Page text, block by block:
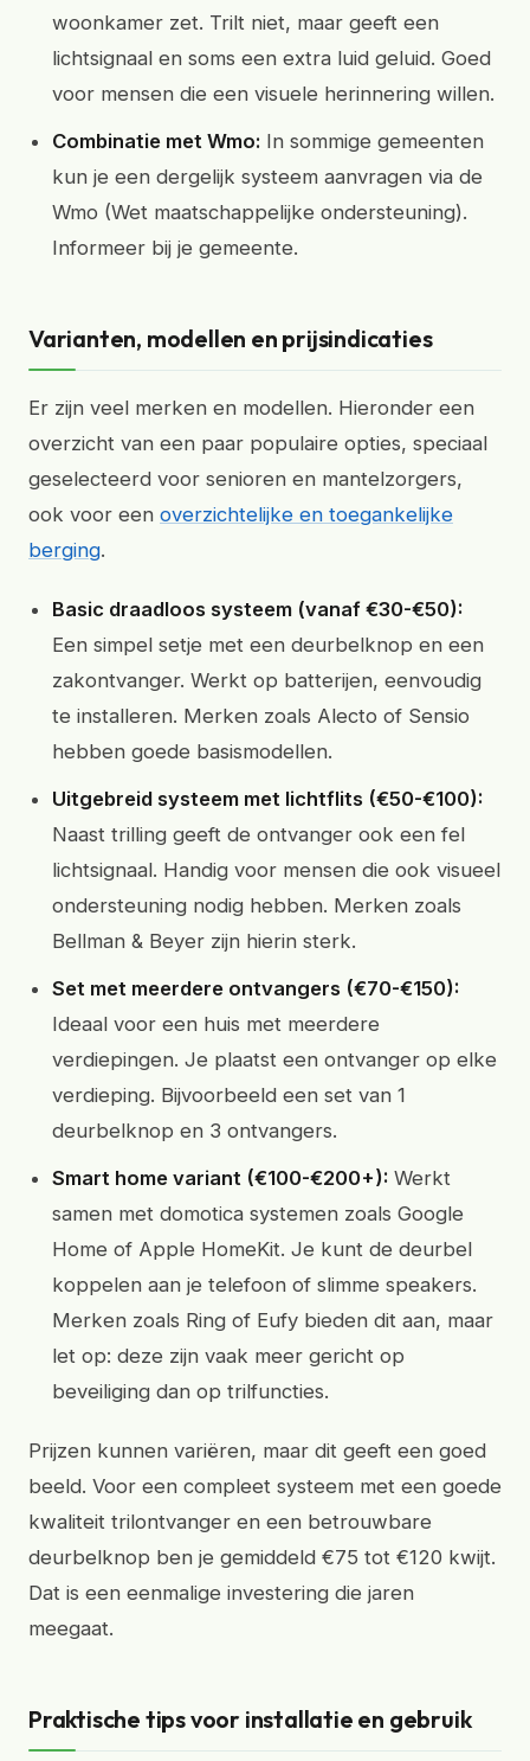
woonkamer zet. Trilt niet, maar geeft een
lichtsignaal en soms een extra luid geluid. Goed
voor mensen die een visuele herinnering willen.
Combinatie met Wmo: In sommige gemeenten
kun je een dergelijk systeem aanvragen via de
Wmo (Wet maatschappelijke ondersteuning).
Informeer bij je gemeente.
Varianten, modellen en prijsindicaties
Er zijn veel merken en modellen. Hieronder een
overzicht van een paar populaire opties, speciaal
geselecteerd voor senioren en mantelzorgers,
ook voor een overzichtelijke en toegankelijke
berging.
Basic draadloos systeem (vanaf €30-€50):
Een simpel setje met een deurbelknop en een
zakontvanger. Werkt op batterijen, eenvoudig
te installeren. Merken zoals Alecto of Sensio
hebben goede basismodellen.
Uitgebreid systeem met lichtflits (€50-€100):
Naast trilling geeft de ontvanger ook een fel
lichtsignaal. Handig voor mensen die ook visueel
ondersteuning nodig hebben. Merken zoals
Bellman & Beyer zijn hierin sterk.
Set met meerdere ontvangers (€70-€150):
Ideaal voor een huis met meerdere
verdiepingen. Je plaatst een ontvanger op elke
verdieping. Bijvoorbeeld een set van 1
deurbelknop en 3 ontvangers.
Smart home variant (€100-€200+): Werkt
samen met domotica systemen zoals Google
Home of Apple HomeKit. Je kunt de deurbel
koppelen aan je telefoon of slimme speakers.
Merken zoals Ring of Eufy bieden dit aan, maar
let op: deze zijn vaak meer gericht op
beveiliging dan op trilfuncties.
Prijzen kunnen variëren, maar dit geeft een goed
beeld. Voor een compleet systeem met een goede
kwaliteit trilontvanger en een betrouwbare
deurbelknop ben je gemiddeld €75 tot €120 kwijt.
Dat is een eenmalige investering die jaren
meegaat.
Praktische tips voor installatie en gebruik